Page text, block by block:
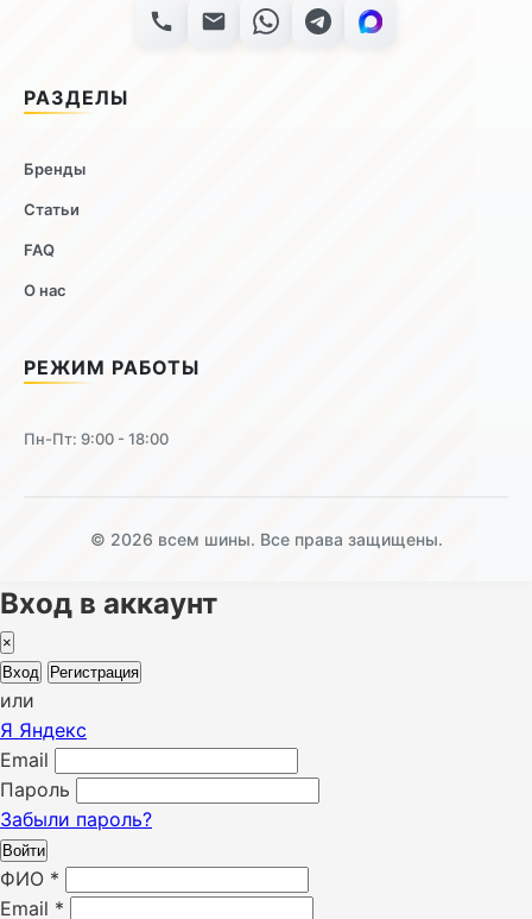
РАЗДЕЛЫ
Бренды
Статьи
FAQ
О нас
РЕЖИМ РАБОТЫ
Пн-Пт: 9:00 - 18:00
© 2026 всем шины. Все права защищены.
Вход в аккаунт
×
Вход
Регистрация
или
Я Яндекс
Email
Пароль
Забыли пароль?
Войти
ФИО *
Email *